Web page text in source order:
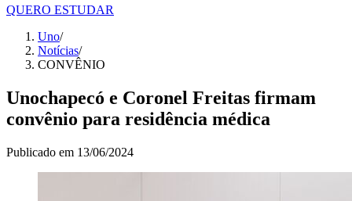
QUERO ESTUDAR
Uno/
Notícias/
CONVÊNIO
Unochapecó e Coronel Freitas firmam
convênio para residência médica
Publicado em 13/06/2024